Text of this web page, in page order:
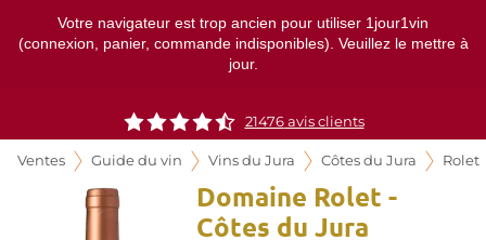
Votre navigateur est trop ancien pour utiliser 1jour1vin
(connexion, panier, commande indisponibles). Veuillez le mettre à
jour.
21476avis clients
Ventes Guide du vin Vins du Jura Côtes du Jura Rolet
Domaine Rolet -
Côtes du Jura